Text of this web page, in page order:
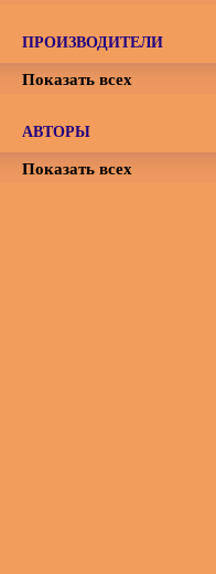
ПРОИЗВОДИТЕЛИ
Показать всех
АВТОРЫ
Показать всех